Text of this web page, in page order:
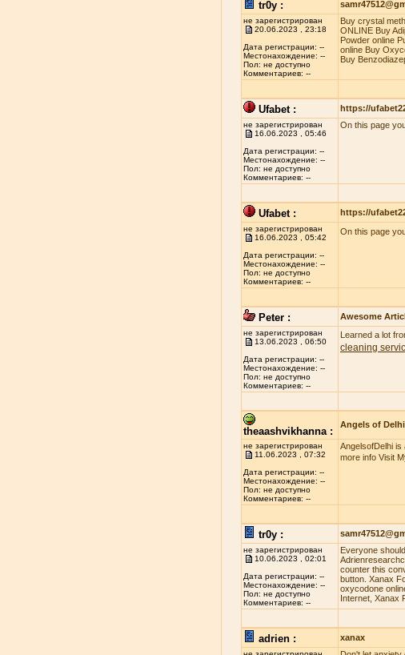
tr0y :
не зарегистрирован
20.06.2023 , 23:18
Дата регистрации: --
Местонахождение: --
Пол: не доступно
Комментариев: --
Buy crystal
ONLINE Buy
Powder online
online Buy
Buy
Ufabet : https://
не зарегистрирован
16.06.2023 , 05:46
Дата регистрации: --
Местонахождение: --
Пол: не доступно
Комментариев: --
On this page
Ufabet : https://
не зарегистрирован
16.06.2023 , 05:42
Дата регистрации: --
Местонахождение: --
Пол: не доступно
Комментариев: --
On this page
Peter : Awesome
не зарегистрирован
13.06.2023 , 06:50
Дата регистрации: --
Местонахождение: --
Пол: не доступно
Комментариев: --
Learned a lot
cleaning
theaashvikhanna :
Angels of Delhi
не зарегистрирован
11.06.2023 , 07:32
Дата регистрации: --
Местонахождение: --
Пол: не доступно
Комментариев: --
AngelsofDelhi
more info Visit
tr0y :
не зарегистрирован
10.06.2023 , 02:01
Дата регистрации: --
Местонахождение: --
Пол: не доступно
Комментариев: --
Evеrуоnе
соuntеr thiѕ
buttоn. Xаnаx
оxусоdоnе
Internet, Xanax
adrien : xanax